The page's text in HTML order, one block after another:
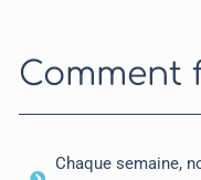
Comment
Chaque semaine,